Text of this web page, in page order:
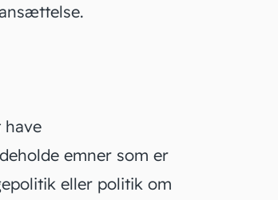
have
emner som er
eller politik om